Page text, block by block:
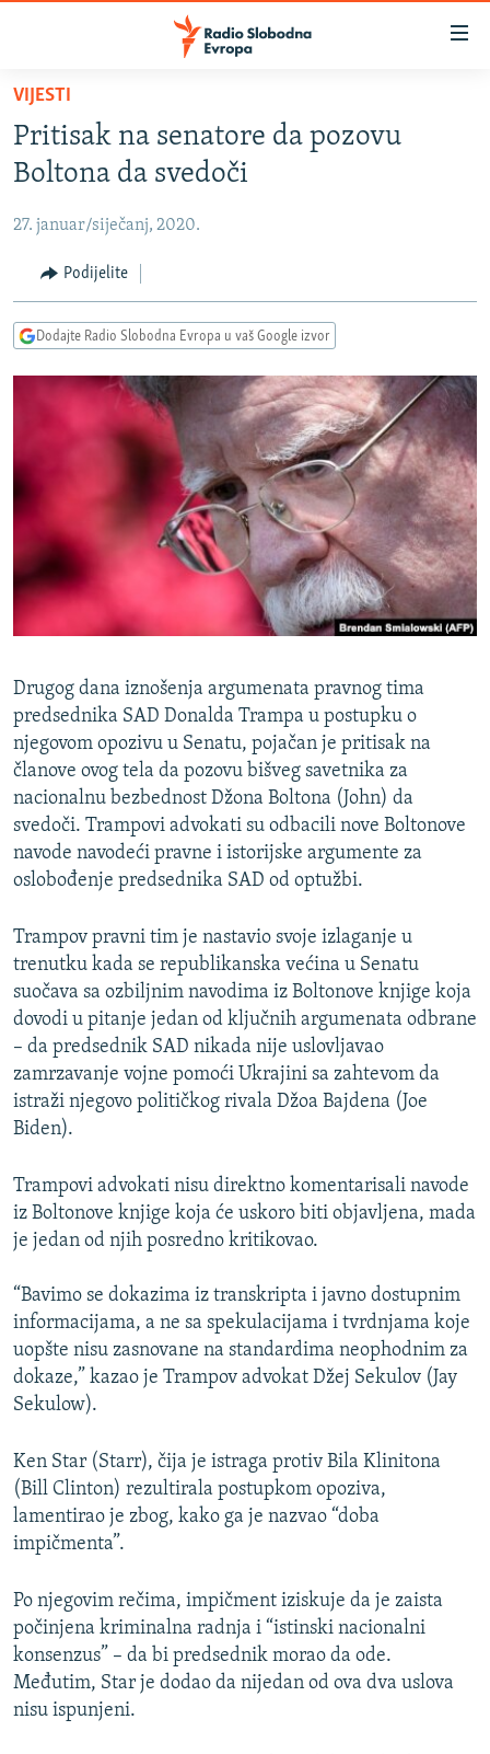
Pređite
glavni
sadržaj
na
navigaciju
Pređite
na
BOSNA I HERCEGOVINA
KOSOVO
CRNA GORA
VIDEO
FOTOGALERIJE
INFOGRAFIKE
PODCASTI
RAT U UKRAJINI
KINA NA BALKANU
RSE PRIČE IZ SVIJETA
ISPRIČAJ MI
DNEVNO@RSE
SPECIJALI RSE
VIŠE OD NASLOVA
POPLAVE I KLIZIŠTA U BIH 2024.
TV LIBERTY
POST SCRIPTUM
MOJA EVROPA
TRI DECENIJE OD RATA U BIH
NASTANAK I RASPAD JUGOSLAVIJE
Sve RFE/RL stranice
VIJESTI
Pritisak na senatore da pozovu
Boltona da svedoči
27. januar/siječanj, 2020.
Podijelite
Dodajte Radio Slobodna Evropa u vaš Google izvor
Drugog dana iznošenja argumenata pravnog tima
predsednika SAD Donalda Trampa u postupku o
njegovom opozivu u Senatu, pojačan je pritisak na
članove ovog tela da pozovu bišveg savetnika za
nacionalnu bezbednost Džona Boltona (John) da
svedoči. Trampovi advokati su odbacili nove Boltonove
navode navodeći pravne i istorijske argumente za
oslobođenje predsednika SAD od optužbi.
Trampov pravni tim je nastavio svoje izlaganje u
trenutku kada se republikanska većina u Senatu
suočava sa ozbiljnim navodima iz Boltonove knjige koja
dovodi u pitanje jedan od ključnih argumenata odbrane
– da predsednik SAD nikada nije uslovljavao
zamrzavanje vojne pomoći Ukrajini sa zahtevom da
istraži njegovo političkog rivala Džoa Bajdena (Joe
Biden).
Trampovi advokati nisu direktno komentarisali navode
iz Boltonove knjige koja će uskoro biti objavljena, mada
je jedan od njih posredno kritikovao.
“Bavimo se dokazima iz transkripta i javno dostupnim
informacijama, a ne sa spekulacijama i tvrdnjama koje
uopšte nisu zasnovane na standardima neophodnim za
dokaze,” kazao je Trampov advokat Džej Sekulov (Jay
Sekulow).
Ken Star (Starr), čija je istraga protiv Bila Klinitona
(Bill Clinton) rezultirala postupkom opoziva,
lamentirao je zbog, kako ga je nazvao “doba
impičmenta”.
Po njegovim rečima, impičment iziskuje da je zaista
počinjena kriminalna radnja i “istinski nacionalni
konsenzus” – da bi predsednik morao da ode.
Međutim, Star je dodao da nijedan od ova dva uslova
nisu ispunjeni.